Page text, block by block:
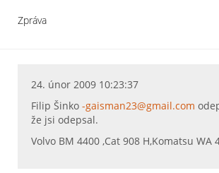
Zpráva
24. únor 2009 10:23:37
Filip Šinko-gaisman23@gmail.com
že jsi odepsal.
Volvo BM 4400 ,Cat 908 H,Komatsu WA